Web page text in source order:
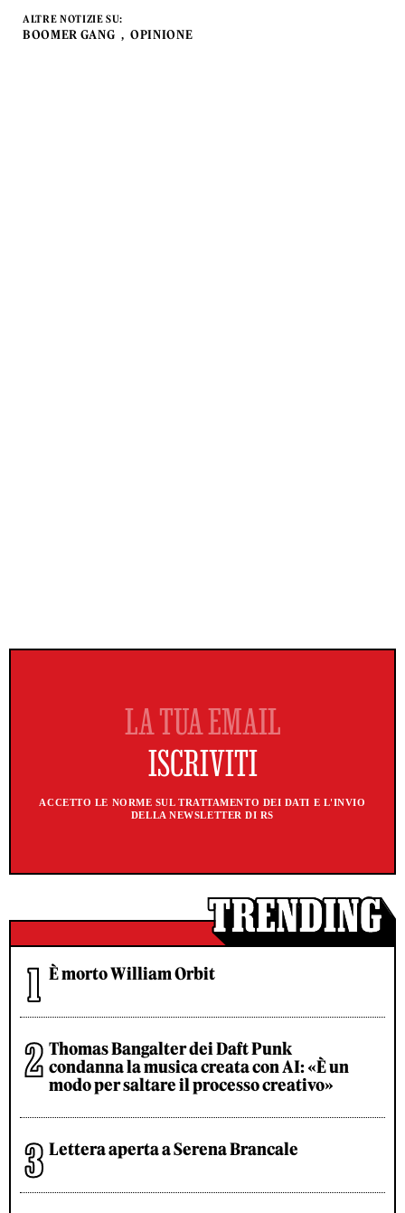
ALTRE NOTIZIE SU:
BOOMER GANG OPINIONE
ACCETTO LE NORME SUL TRATTAMENTO DEI DATI E L'INVIO
DELLA NEWSLETTER DI RS
È morto William Orbit
Thomas Bangalter dei Daft Punk
condanna la musica creata con AI: «È un
modo per saltare il processo creativo»
Lettera aperta a Serena Brancale